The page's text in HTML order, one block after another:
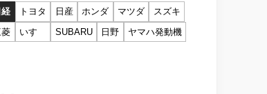
経 トヨタ 日産 ホンダ マツダ
スズキ
菱
いすゞ SUBARU 日野 ヤマハ発動機